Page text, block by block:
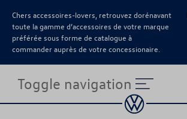
Chers accessoires-lovers, retrouvez dorénavant
toute la gamme d’accessoires de votre marque
préférée sous forme de catalogue à
commander auprès de votre concessionaire.
Toggle navigation